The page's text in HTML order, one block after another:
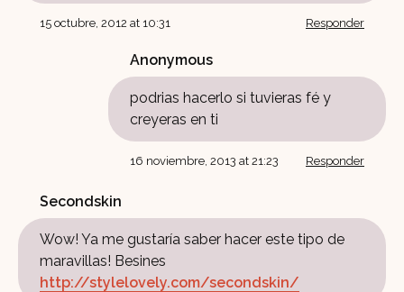
15 octubre, 2012 at 10:31 Responder
Anonymous
podrias hacerlo si tuvieras fé y
creyeras en ti
16 noviembre, 2013 at 21:23 Responder
Secondskin
Wow! Ya me gustaría saber hacer este tipo de
maravillas! Besines
http://stylelovely.com/secondskin/